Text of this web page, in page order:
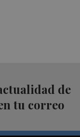
de
tu correo